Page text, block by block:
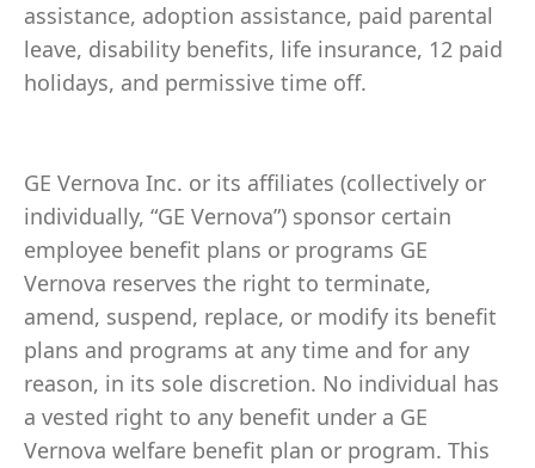
assistance, adoption assistance, paid parental
leave, disability benefits, life insurance, 12 paid
holidays, and permissive time off.
GE Vernova Inc. or its affiliates (collectively or
individually, “GE Vernova”) sponsor certain
employee benefit plans or programs GE
Vernova reserves the right to terminate,
amend, suspend, replace, or modify its benefit
plans and programs at any time and for any
reason, in its sole discretion. No individual has
a vested right to any benefit under a GE
Vernova welfare benefit plan or program. This